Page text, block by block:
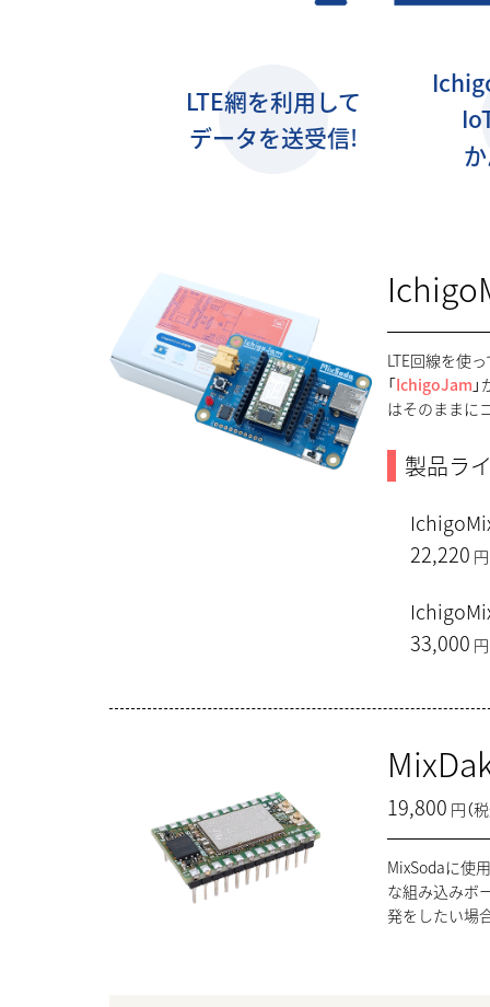
LTE網を利用して
データを送受信!
LTE回線を使
「IchigoJam
はそのままに
製品ラ
22,220
33,000
19,800 円（
MixSodaに使
な組み込みボ
発をしたい場